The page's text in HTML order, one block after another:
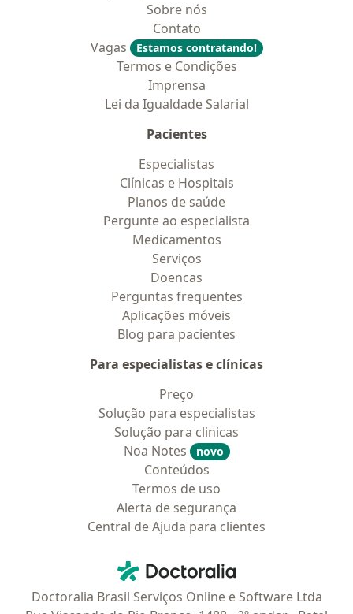
Sobre nós
Contato
Vagas
Estamos contratando!
Termos e Condições
Imprensa
Lei da Igualdade Salarial
Pacientes
Especialistas
Clínicas e Hospitais
Planos de saúde
Pergunte ao especialista
Medicamentos
Serviços
Doencas
Perguntas frequentes
Aplicações móveis
Blog para pacientes
Para especialistas e clínicas
Preço
Solução para especialistas
Solução para clinicas
Noa Notes
novo
Conteúdos
Termos de uso
Alerta de segurança
Central de Ajuda para clientes
Doctoralia - Homepage
Doctoralia Brasil Serviços Online e Software Ltda